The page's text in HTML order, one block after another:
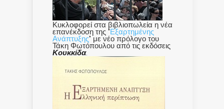
Κυκλοφορεί στα βιβλιοπωλεία η νέα
επανέκδοση της "Εξαρτημένης
Ανάπτυξης" με νέο πρόλογο του
Τάκη Φωτόπουλου από τις εκδόσεις
Κουκκίδα.